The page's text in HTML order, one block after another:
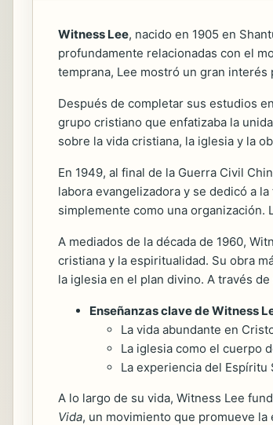
Witness Lee, nacido en 1905 en
profundamente relacionadas con el
temprana, Lee mostró un gran
Después de completar sus estudios
grupo cristiano que enfatizaba la
sobre la vida cristiana, la iglesia y la
En 1949, al final de la Guerra Civil
labora evangelizadora y se dedicó a
simplemente como una
A mediados de la década de 1960,
cristiana y la espiritualidad. Su obra
la iglesia en el plan divino. A través
Enseñanzas clave de Witness
La vida abundante en
La iglesia como el cuerpo
La experiencia del
A lo largo de su vida, Witness Lee
Vida, un movimiento que promueve